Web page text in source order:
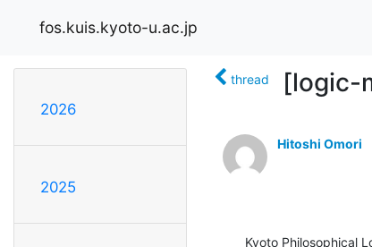
fos.kuis.kyoto-u.ac.jp
2026
2025
thread [logic-
Hitoshi Omori
Kyoto Philosophical